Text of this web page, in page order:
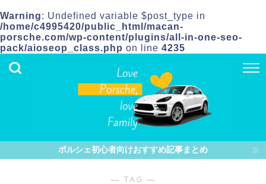
Warning: Undefined variable $post_type in
/home/c4995420/public_html/macan-
porsche.com/wp-content/plugins/all-in-one-seo-
pack/aioseop_class.php on line 4235
ポルシェ初心者向けおすすめ記事まとめ
― TAG ―